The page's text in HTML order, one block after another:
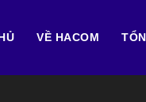
VỀ HACOM